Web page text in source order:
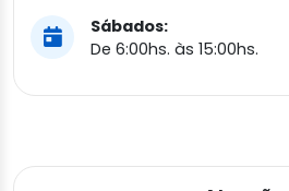
Sábados:
De 6:00hs. às 15:00hs.